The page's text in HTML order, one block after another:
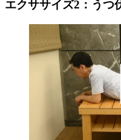
エクササイズ2：うつ